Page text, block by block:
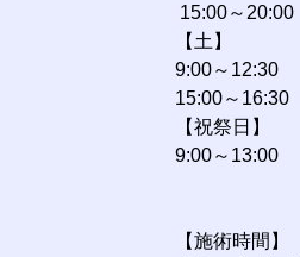
15:00～20:00
【土】
9:00～12:30
15:00～16:30
【祝祭日】
9:00～13:00
【施術時間】